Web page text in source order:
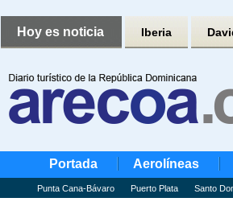
Hoy es noticia Iberia
Portada Aerolíneas
Punta Cana-Bávaro Puerto Plata Santo